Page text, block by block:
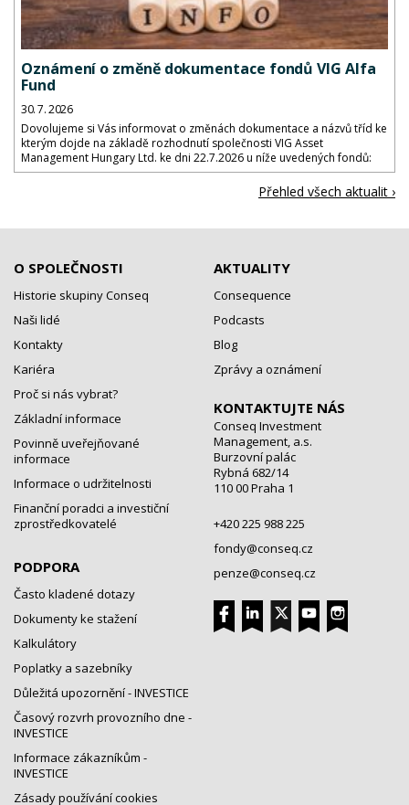
Oznámení o změně dokumentace fondů VIG Alfa
Fund
30. 7. 2026
Dovolujeme si Vás informovat o změnách dokumentace a názvů tříd ke
kterým dojde na základě rozhodnutí společnosti VIG Asset
Management Hungary Ltd. ke dni 22.7.2026 u níže uvedených fondů:
Přehled všech aktualit ›
O SPOLEČNOSTI
Historie skupiny Conseq
Naši lidé
Kontakty
Kariéra
Proč si nás vybrat?
Základní informace
Povinně uveřejňované
informace
Informace o udržitelnosti
Finanční poradci a investiční
zprostředkovatelé
PODPORA
Často kladené dotazy
Dokumenty ke stažení
Kalkulátory
Poplatky a sazebníky
Důležitá upozornění - INVESTICE
Časový rozvrh provozního dne -
INVESTICE
Informace zákazníkům -
INVESTICE
Zásady používání cookies
AKTUALITY
Consequence
Podcasts
Blog
Zprávy a oznámení
KONTAKTUJTE NÁS
Conseq Investment
Management, a.s.
Burzovní palác
Rybná 682/14
110 00 Praha 1
+420 225 988 225
fondy@conseq.cz
penze@conseq.cz